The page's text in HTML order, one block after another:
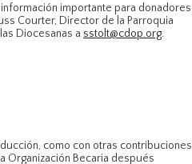
importante para donadores
Courter, Director de la Parroquia
Diocesanas a sstolt@cdop.org.
como con otras contribuciones
Organización Becaria después